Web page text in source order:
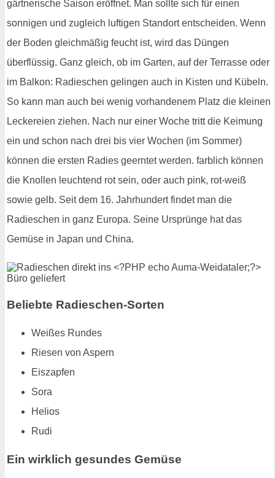
gärtnerische Saison eröffnet. Man sollte sich für einen
sonnigen und zugleich luftigen Standort entscheiden. Wenn
der Boden gleichmäßig feucht ist, wird das Düngen
überflüssig. Ganz gleich, ob im Garten, auf der Terrasse oder
im Balkon: Radieschen gelingen auch in Kisten und Kübeln.
So kann man auch bei wenig vorhandenem Platz die kleinen
Leckereien ziehen. Nach nur einer Woche tritt die Keimung
ein und schon nach drei bis vier Wochen (im Sommer)
können die ersten Radies geerntet werden. farblich können
die Knollen leuchtend rot sein, oder auch pink, rot-weiß
sowie gelb. Seit dem 16. Jahrhundert findet man die
Radieschen in ganz Europa. Seine Ursprünge hat das
Gemüse in Japan und China.
Beliebte Radieschen-Sorten
Weißes Rundes
Riesen von Aspern
Eiszapfen
Sora
Helios
Rudi
Ein wirklich gesundes Gemüse